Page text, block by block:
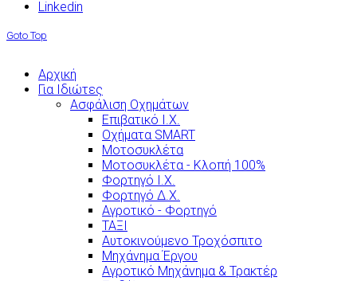
Linkedin
Goto Top
Αρχική
Για Ιδιώτες
Ασφάλιση Οχημάτων
Επιβατικό Ι.Χ.
Οχήματα SMART
Μοτοσυκλέτα
Μοτοσυκλέτα - Κλοπή 100%
Φορτηγό Ι.Χ.
Φορτηγό Δ.Χ.
Αγροτικό - Φορτηγό
ΤΑΞΙ
Αυτοκινούμενο Τροχόσπιτο
Μηχάνημα Έργου
Αγροτικό Μηχάνημα & Τρακτέρ